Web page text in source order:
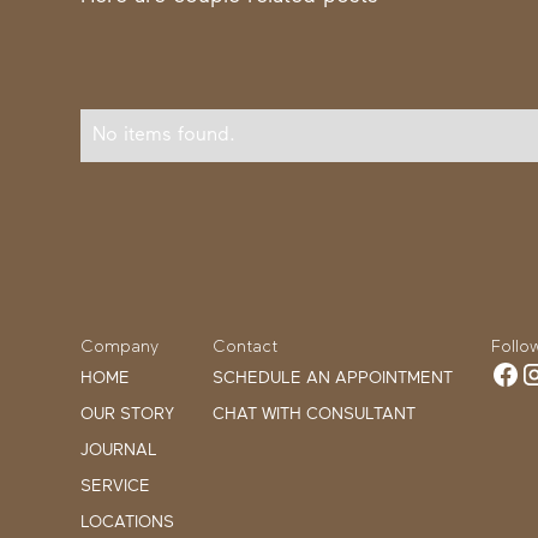
No items found.
Company
HOME
OUR STORY
JOURNAL
SERVICE
LOCATIONS
Contact
SCHEDULE AN APPOINTMENT
CHAT WITH CONSULTANT